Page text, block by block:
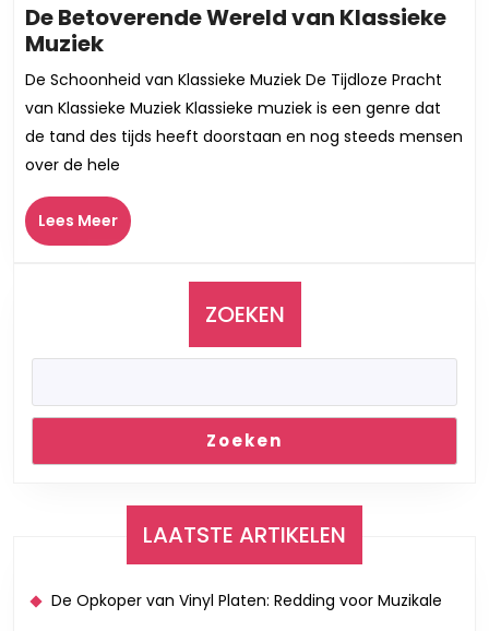
De Betoverende Wereld van Klassieke
MuziekDe
Betoverende
Wereld
van
Klassieke
Muziek
De Schoonheid van Klassieke Muziek De Tijdloze Pracht
van Klassieke Muziek Klassieke muziek is een genre dat
de tand des tijds heeft doorstaan en nog steeds mensen
over de hele
Lees MeerLees
Meer
ZOEKEN
Zoeken
LAATSTE ARTIKELEN
De Opkoper van Vinyl Platen: Redding voor Muzikale